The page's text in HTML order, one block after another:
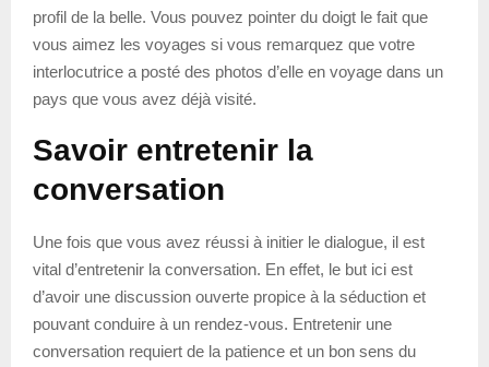
profil de la belle. Vous pouvez pointer du doigt le fait que
vous aimez les voyages si vous remarquez que votre
interlocutrice a posté des photos d’elle en voyage dans un
pays que vous avez déjà visité.
Savoir entretenir la
conversation
Une fois que vous avez réussi à initier le dialogue, il est
vital d’entretenir la conversation. En effet, le but ici est
d’avoir une discussion ouverte propice à la séduction et
pouvant conduire à un rendez-vous. Entretenir une
conversation requiert de la patience et un bon sens du